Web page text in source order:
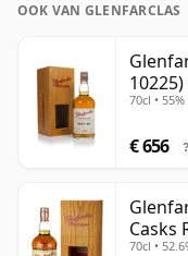
OOK VAN GLENFARCLAS
70cl • 55%
€ 656 ?
Casks
70cl •